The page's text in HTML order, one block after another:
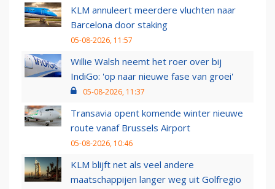
KLM annuleert meerdere vluchten naar
Barcelona door staking
05-08-2026, 11:57
Willie Walsh neemt het roer over bij
IndiGo: 'op naar nieuwe fase van groei'
05-08-2026, 11:37
Transavia opent komende winter nieuwe
route vanaf Brussels Airport
05-08-2026, 10:46
KLM blijft net als veel andere
maatschappijen langer weg uit Golfregio